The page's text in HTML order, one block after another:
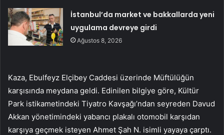
İstanbul’da market ve bakkallarda yeni
uygulama devreye girdi
Ağustos 8, 2026
Kaza, Ebulfeyz Elçibey Caddesi üzerinde Müftülüğün
karşısında meydana geldi. Edinilen bilgiye göre, Kültür
Park istikametindeki Tiyatro Kavşağı’ndan seyreden Davud
Akkan yönetimindeki yabancı plakalı otomobil karşıdan
karşıya geçmek isteyen Ahmet Şah N. isimli yayaya çarptı.